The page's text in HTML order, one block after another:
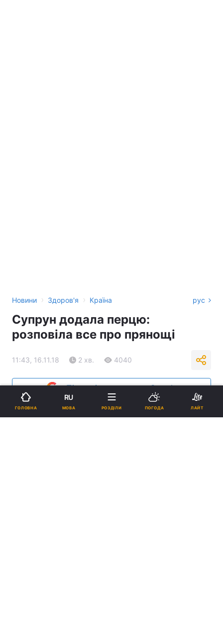
Новини › Здоров'я › Країна рус
Супрун додала перцю:
розповіла все про прянощі
11:43, 16.11.18 2 хв. 4040
Підпишіться на нас в Google
ГОЛОВНА
RU
МОВА РОЗДІЛИ ПОГОДА ЛАЙТ